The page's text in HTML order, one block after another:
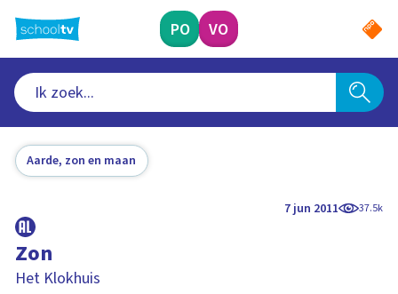
naar
hoofdinhoud
PO VO
Aarde, zon en maan
7 jun 2011 37.5k
Zon
Het Klokhuis